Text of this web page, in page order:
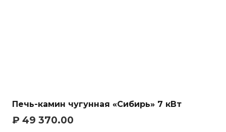
Печь-камин чугунная «Сибирь» 7 кВт
₽ 49 370.00